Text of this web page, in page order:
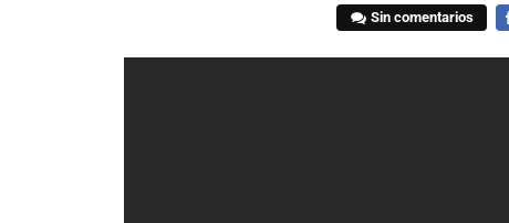
Sin comentarios